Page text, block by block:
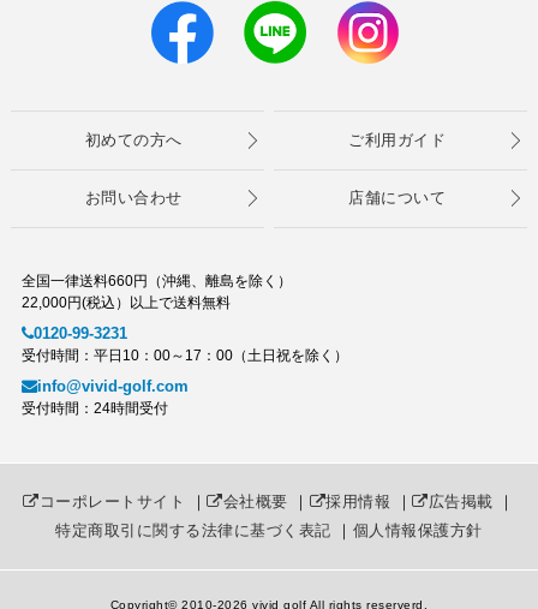
初めての方へ ご利用ガイド
お問い合わせ 店舗について
全国一律送料660円（沖縄、離島を除く）
22,000円(税込）以上で送料無料
0120-99-3231
受付時間：平日10：00～17：00（土日祝を除く）
info@vivid-golf.com
受付時間：24時間受付
コーポレートサイト ｜ 会社概要 ｜ 採用情報 ｜ 広告掲載 ｜
特定商取引に関する法律に基づく表記 ｜ 個人情報保護方針
Copyright© 2010-2026 vivid golf All rights reserverd.